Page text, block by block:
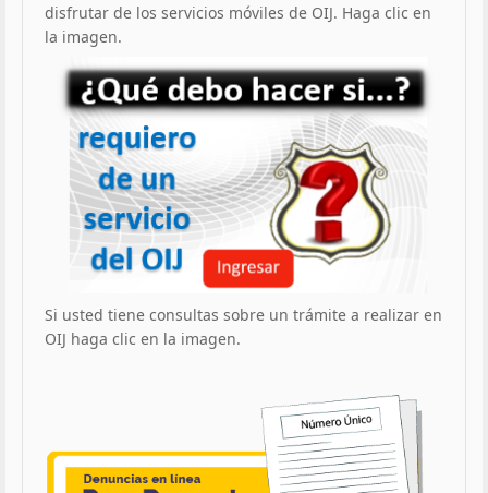
disfrutar de los servicios móviles de OIJ. Haga clic en
la imagen.
Si usted tiene consultas sobre un trámite a realizar en
OIJ haga clic en la imagen.